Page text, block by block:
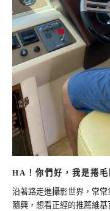
HA！你們好，我是捲毛
沿著路走進攝影世界，常
隨興，想看正經的推薦維